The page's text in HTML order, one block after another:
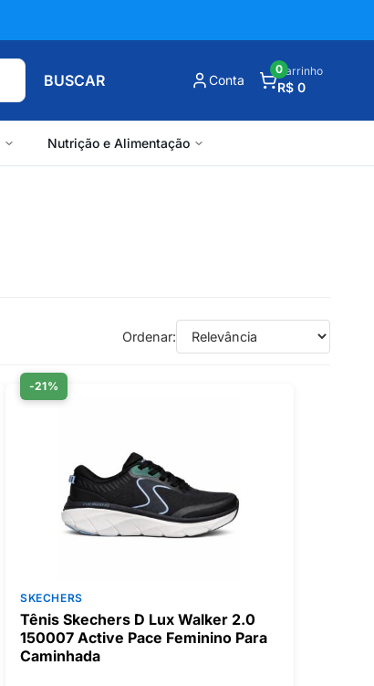
BUSCAR Conta
Carrinho
R$ 0
0
Nutrição e Alimentação
Ordenar:
-21%
SKECHERS
Tênis Skechers D Lux Walker 2.0
150007 Active Pace Feminino Para
Caminhada